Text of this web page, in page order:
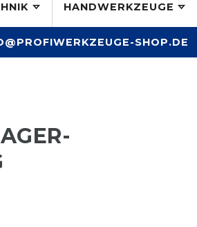
HANDWERKZEUGE
SHOP.DE